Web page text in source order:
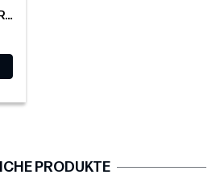
PRODUKTE